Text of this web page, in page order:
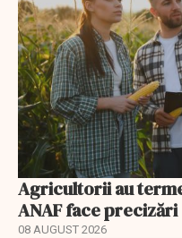
Agricultorii au
ANAF face precizări
08 AUGUST 2026